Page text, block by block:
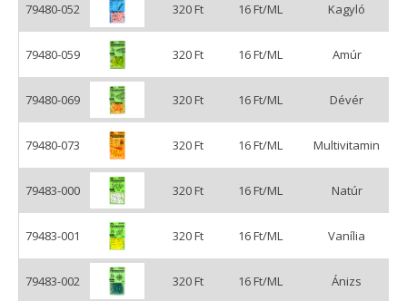
79480-052 320 Ft 16 Ft/ML Kagyló
79480-059 320 Ft 16 Ft/ML Amúr
79480-069 320 Ft 16 Ft/ML Dévér
79480-073 320 Ft 16 Ft/ML Multivitamin
79483-000 320 Ft 16 Ft/ML Natúr
79483-001 320 Ft 16 Ft/ML Vanília
79483-002 320 Ft 16 Ft/ML Ánizs